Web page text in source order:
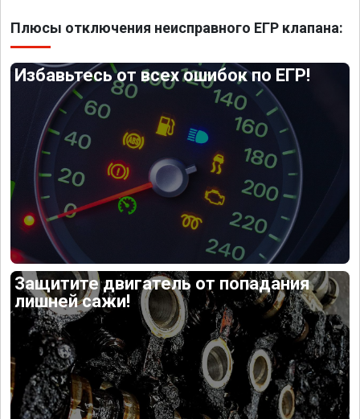
Плюсы отключения неисправного ЕГР клапана:
Избавьтесь от всех ошибок по ЕГР!
Защитите двигатель от попадания
лишней сажи!